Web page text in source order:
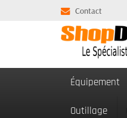
Contact
Équipement
Outillage